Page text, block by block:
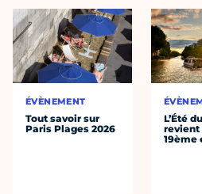
ÉVÈNEMENT
Tout savoir sur
Paris Plages 2026
L’Été
revient
19ème